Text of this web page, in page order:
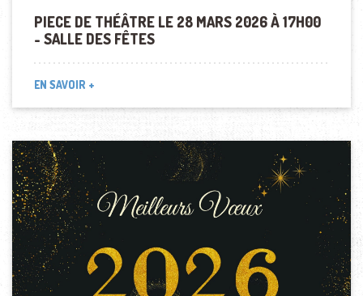
PIECE DE THÉÂTRE LE 28 MARS 2026 À 17H00
- SALLE DES FÊTES
EN SAVOIR +